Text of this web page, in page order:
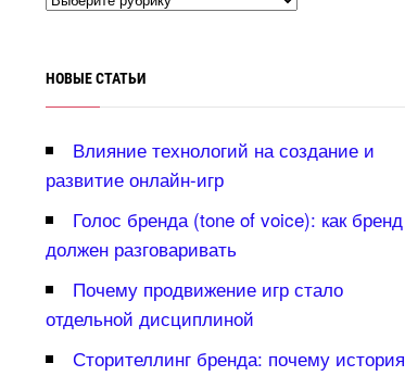
НОВЫЕ СТАТЬИ
лияние технологий на создание и
развитие онлайн-игр
Голос бренда (tone of voice): как бренд
должен разговаривать
Почему продвижение игр стало
отдельной дисциплиной
Сторителлинг бренда: почему история